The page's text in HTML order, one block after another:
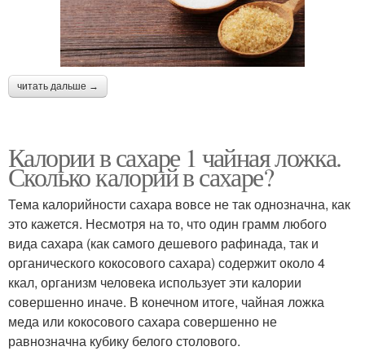
читать дальше →
Калории в сахаре 1 чайная ложка.
Сколько калорий в сахаре?
Тема калорийности сахара вовсе не так однозначна, как
это кажется. Несмотря на то, что один грамм любого
вида сахара (как самого дешевого рафинада, так и
органического кокосового сахара) содержит около 4
ккал, организм человека использует эти калории
совершенно иначе. В конечном итоге, чайная ложка
меда или кокосового сахара совершенно не
равнозначна кубику белого столового.